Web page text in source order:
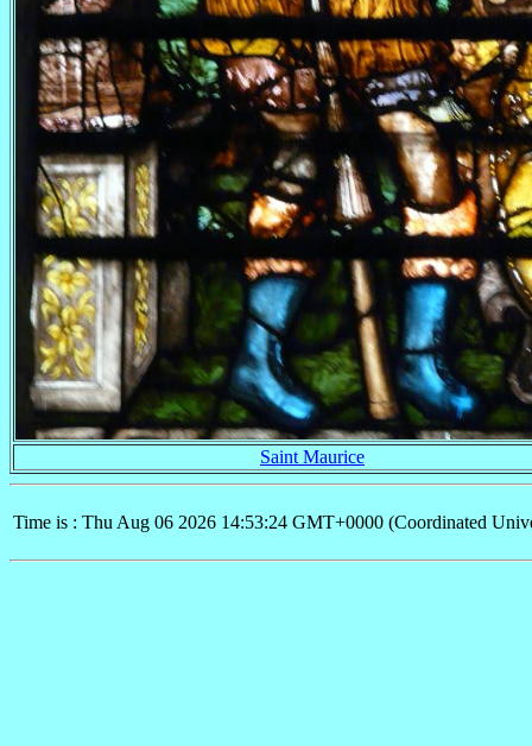
Saint Maurice
Time is : Thu Aug 06 2026 14:53:24 GMT+0000 (Coordinated